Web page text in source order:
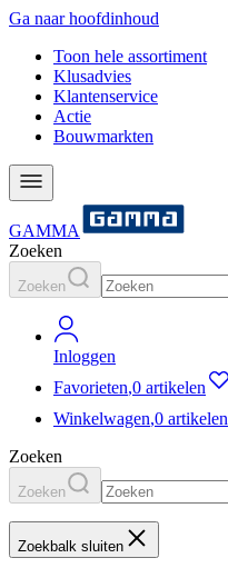
Ga naar hoofdinhoud
Toon hele assortiment
Klusadvies
Klantenservice
Actie
Bouwmarkten
GAMMA
Zoeken
Zoeken
Inloggen
Favorieten,0 artikelen
Winkelwagen,0 artikelen
Zoeken
Zoeken
Zoekbalk sluiten